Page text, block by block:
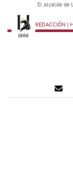
El alcalde de
REDACCIÓN |